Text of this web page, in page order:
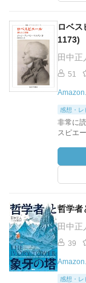
ロベス
1173)
田中正
51
感想・レ
非常に
スピエ
哲学者
田中正
39
感想・レ